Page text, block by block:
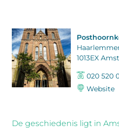
1013EX
020 520
Website
De geschiedenis ligt in